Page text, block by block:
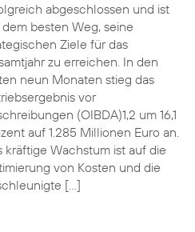
abgeschlossen und ist
dem besten Weg, seine
Ziele für das
zu erreichen. In den
neun Monaten stieg das
vor
(OIBDA)1,2 um 16,1
auf 1.285 Millionen Euro an.
kräftige Wachstum ist auf die
von Kosten und die
[…]